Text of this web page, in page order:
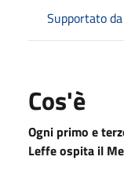
Supportato da
Cos'è
Ogni primo e
Leffe ospita il